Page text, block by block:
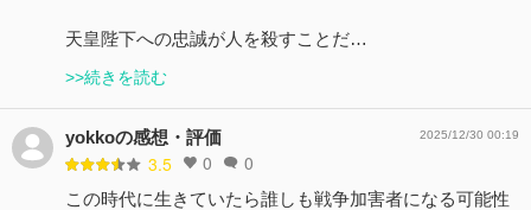
天皇陛下への忠誠が人を殺すことだ…
>>続きを読む
yokkoの感想・評価
3.5 0 0
2025/12/30 00:19
この時代に生きていたら誰しも戦争加害者になる可能性